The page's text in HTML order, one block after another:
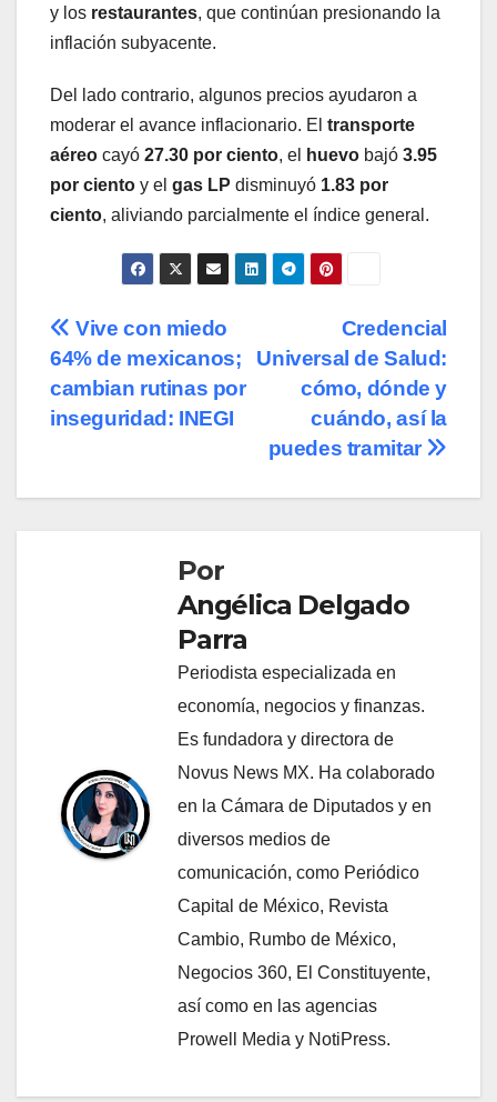
y los restaurantes, que continúan presionando la
inflación subyacente.
Del lado contrario, algunos precios ayudaron a
moderar el avance inflacionario. El transporte
aéreo cayó 27.30 por ciento, el huevo bajó 3.95
por ciento y el gas LP disminuyó 1.83 por
ciento, aliviando parcialmente el índice general.
Navegación
de
entradas
Credencial
Universal de Salud:
cómo, dónde y
cuándo, así la
puedes tramitar
Vive con miedo
64% de mexicanos;
cambian rutinas por
inseguridad: INEGI
Por
Angélica Delgado
Parra
Periodista especializada en
economía, negocios y finanzas.
Es fundadora y directora de
Novus News MX. Ha colaborado
en la Cámara de Diputados y en
diversos medios de
comunicación, como Periódico
Capital de México, Revista
Cambio, Rumbo de México,
Negocios 360, El Constituyente,
así como en las agencias
Prowell Media y NotiPress.